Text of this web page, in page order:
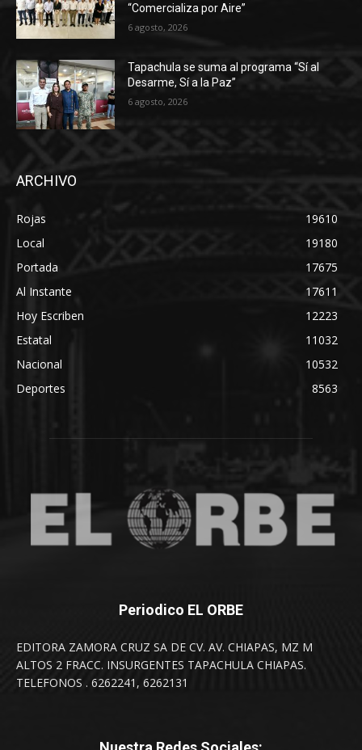
“Comercializa por Aire”
6 agosto, 2026
Tapachula se suma al programa “Sí al
Desarme, Sí a la Paz”
6 agosto, 2026
ARCHIVO
Rojas
19610
Local
19180
Portada
17675
Al Instante
17611
Hoy Escriben
12223
Estatal
11032
Nacional
10532
Deportes
8563
Periodico EL ORBE
EDITORA ZAMORA CRUZ SA DE CV. AV. CHIAPAS, MZ M
ALTOS 2 FRACC. INSURGENTES TAPACHULA CHIAPAS.
TELEFONOS . 6262241, 6262131